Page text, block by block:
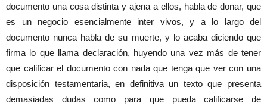
documento una cosa distinta y ajena a ellos, habla de donar, que
es un negocio esencialmente inter vivos, y a lo largo del
documento nunca habla de su muerte, y lo acaba diciendo que
firma lo que llama declaración, huyendo una vez más de tener
que calificar el documento con nada que tenga que ver con una
disposición testamentaria, en definitiva un texto que presenta
demasiadas dudas como para que pueda calificarse de